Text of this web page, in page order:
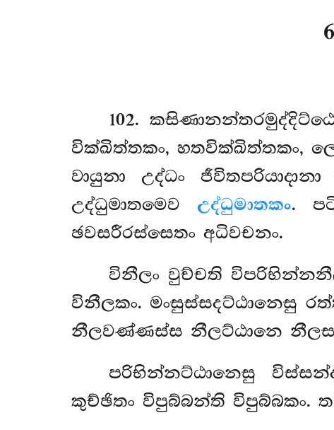
102.
වික්ඛිත්තකං, හතවික්ඛිත්තකං,
වායුනා උද්ධං
උද්ධුමාතමෙව උද්ධුමාතකං.
ඡවසරීරස්සෙතං අධිවචනං.
විනීලං වුච්චති
විනීලකං. මංසුස්සදට්ඨානෙසු
නීලවණ්ණස්ස නීලට්ඨානෙ
පරිභින්නට්ඨානෙසු
කුච්ඡිතං විපුබ්බන්ති විපුබ්බකං.